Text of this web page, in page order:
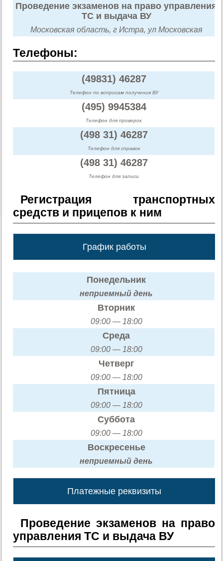
Проведение экзаменов на право управления
ТС и выдача ВУ
Московская область, г Истра, ул Московская
Телефоны:
(49831) 46287
Телефон по вопросам получения ВУ
(495) 9945384
Телефон для проверок
(498 31) 46287
Телефон для справок
(498 31) 46287
Телефон для записи
Регистрация транспортных
средств и прицепов к ним
График работы
Понедельник
неприемный день
Вторник
09:00 — 18:00
Среда
09:00 — 18:00
Четверг
09:00 — 18:00
Пятница
09:00 — 18:00
Суббота
09:00 — 18:00
Воскресенье
неприемный день
Платежные реквизиты
Проведение экзаменов на право
управления ТС и выдача ВУ